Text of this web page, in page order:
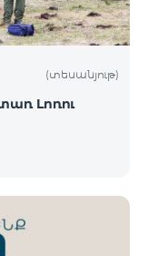
(տեսանյութ)
Լոռու